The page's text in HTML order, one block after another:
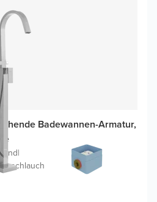
Badewannen-Armatur,
|